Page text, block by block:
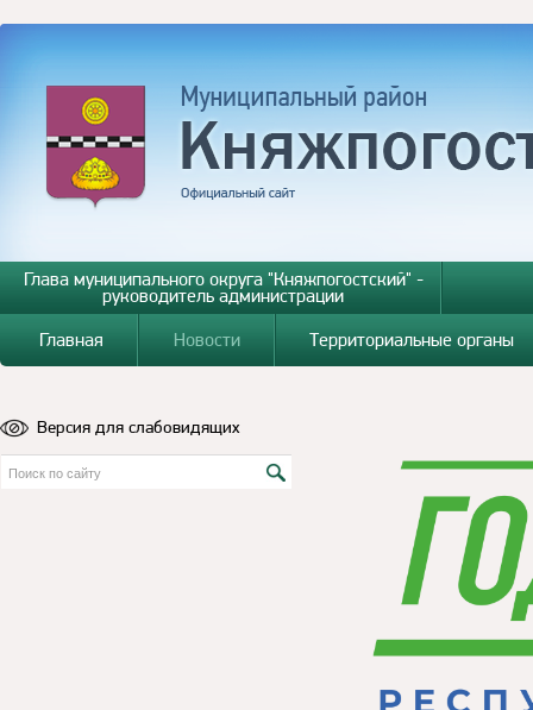
Глава муниципального округа "Княжпогостский" -
руководитель администрации
Главная
Новости Территориальные органы
Версия для слабовидящих